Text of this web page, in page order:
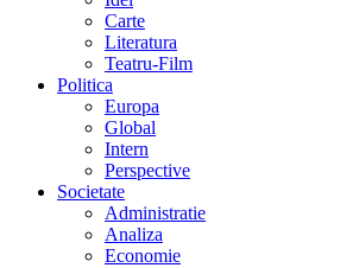
Carte
Literatura
Teatru-Film
Politica
Europa
Global
Intern
Perspective
Societate
Administratie
Analiza
Economie